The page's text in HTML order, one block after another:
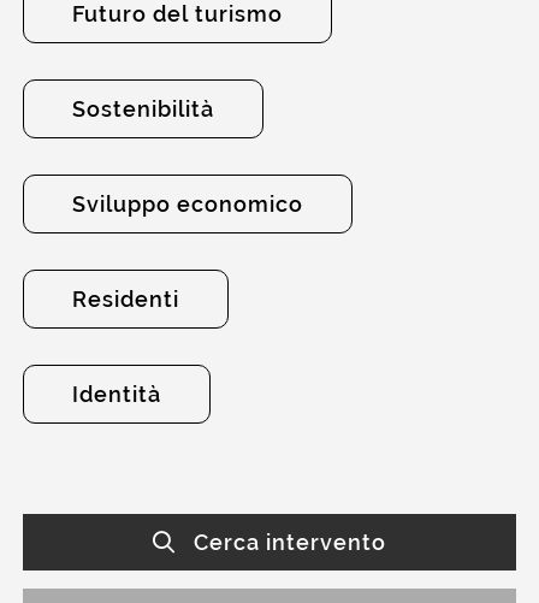
Futuro del turismo
Sostenibilità
Sviluppo economico
Residenti
Identità
Cerca intervento